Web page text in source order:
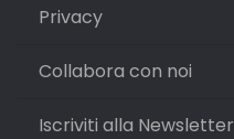
Privacy
Collabora con noi
Iscriviti alla Newsletter